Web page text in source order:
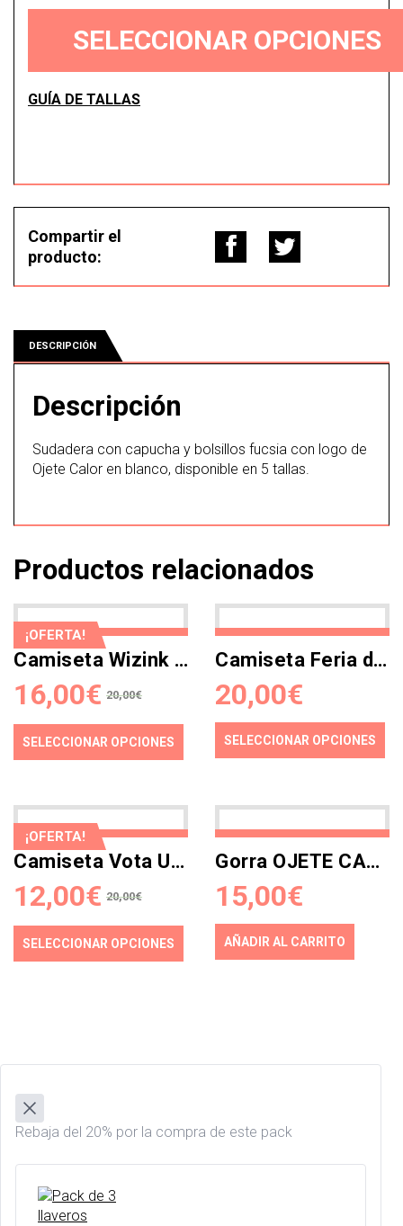
cantidad
SELECCIONAR OPCIONES
GUÍA DE TALLAS
Compartir el
producto:
DESCRIPCIÓN
Descripción
Sudadera con capucha y bolsillos fucsia con logo de
Ojete Calor en blanco, disponible en 5 tallas.
Productos relacionados
¡OFERTA!
Camiseta Wizink Pandilla
20,00€
16,00€
SELECCIONAR OPCIONES
Camiseta Feria de Abril
20,00€
SELECCIONAR OPCIONES
¡OFERTA!
Camiseta Vota UPyD
20,00€
12,00€
SELECCIONAR OPCIONES
Gorra OJETE CALOR (sin existencias)
15,00€
AÑADIR AL CARRITO
Rebaja del 20% por la compra de este pack